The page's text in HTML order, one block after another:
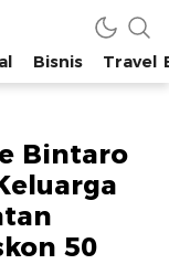
Bisnis Travel
Bintaro
50